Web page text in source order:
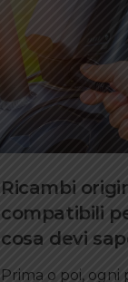
Ricambi
compatibili
cosa devi
Prima o poi,